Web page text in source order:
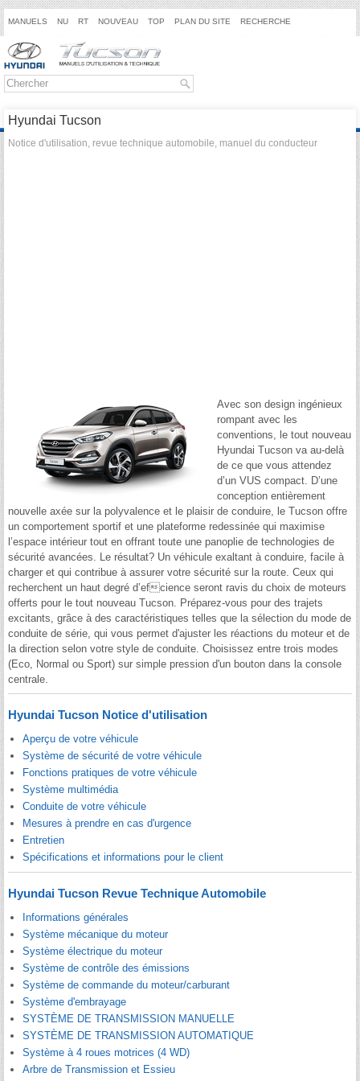
MANUELS NU RT NOUVEAU TOP PLAN DU SITE RECHERCHE
Hyundai Tucson
Notice d'utilisation, revue technique automobile, manuel du conducteur
Avec son design ingénieux
rompant avec les
conventions, le tout nouveau
Hyundai Tucson va au-delà
de ce que vous attendez
d’un VUS compact. D’une
conception entièrement
nouvelle axée sur la polyvalence et le plaisir de conduire, le Tucson offre
un comportement sportif et une plateforme redessinée qui maximise
l’espace intérieur tout en offrant toute une panoplie de technologies de
sécurité avancées. Le résultat? Un véhicule exaltant à conduire, facile à
charger et qui contribue à assurer votre sécurité sur la route. Ceux qui
recherchent un haut degré d’efcience seront ravis du choix de moteurs
offerts pour le tout nouveau Tucson. Préparez-vous pour des trajets
excitants, grâce à des caractéristiques telles que la sélection du mode de
conduite de série, qui vous permet d'ajuster les réactions du moteur et de
la direction selon votre style de conduite. Choisissez entre trois modes
(Eco, Normal ou Sport) sur simple pression d'un bouton dans la console
centrale.
Hyundai Tucson Notice d'utilisation
Aperçu de votre véhicule
Système de sécurité de votre véhicule
Fonctions pratiques de votre véhicule
Système multimédia
Conduite de votre véhicule
Mesures à prendre en cas d'urgence
Entretien
Spécifications et informations pour le client
Hyundai Tucson Revue Technique Automobile
Informations générales
Système mécanique du moteur
Système électrique du moteur
Système de contrôle des émissions
Système de commande du moteur/carburant
Système d'embrayage
SYSTÈME DE TRANSMISSION MANUELLE
SYSTÈME DE TRANSMISSION AUTOMATIQUE
Système à 4 roues motrices (4 WD)
Arbre de Transmission et Essieu